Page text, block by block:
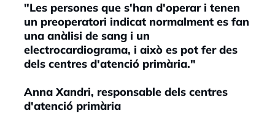
"Les persones que s'han d'operar i tenen
un preoperatori indicat normalment es fan
una anàlisi de sang i un
electrocardiograma, i això es pot fer des
dels centres d'atenció primària."
Anna Xandri, responsable dels centres
d'atenció primària